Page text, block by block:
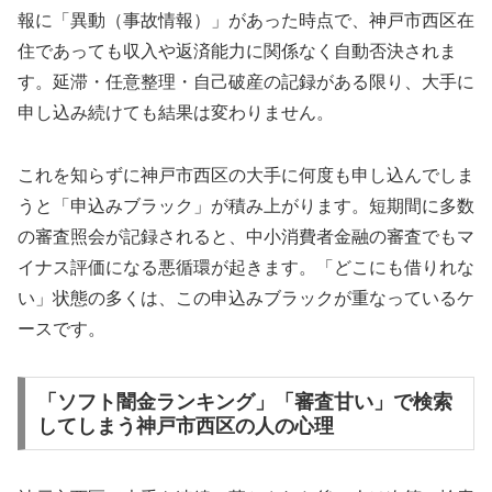
報に「異動（事故情報）」があった時点で、神戸市西区在
住であっても収入や返済能力に関係なく自動否決されま
す。延滞・任意整理・自己破産の記録がある限り、大手に
申し込み続けても結果は変わりません。
これを知らずに神戸市西区の大手に何度も申し込んでしま
うと「申込みブラック」が積み上がります。短期間に多数
の審査照会が記録されると、中小消費者金融の審査でもマ
イナス評価になる悪循環が起きます。「どこにも借りれな
い」状態の多くは、この申込みブラックが重なっているケ
ースです。
「ソフト闇金ランキング」「審査甘い」で検索
してしまう神戸市西区の人の心理